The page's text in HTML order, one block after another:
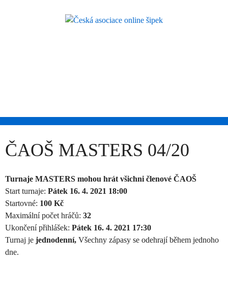
ČAOŠ MASTERS 04/20
Turnaje MASTERS mohou hrát všichni členové ČAOŠ
Start turnaje: Pátek 16. 4. 2021 18:00
Startovné: 100 Kč
Maximální počet hráčů: 32
Ukončení přihlášek: Pátek 16. 4. 2021 17:30
Turnaj je jednodenní, Všechny zápasy se odehrají během jednoho
dne.